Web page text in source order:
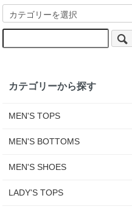
カテゴリーから探す
MEN'S TOPS
MEN'S BOTTOMS
MEN'S SHOES
LADY'S TOPS